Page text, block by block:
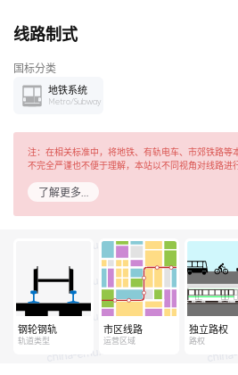
线路制式
国标分类
地铁系统
Metro/Subway
注：在相关标准中，将地铁、有轨电车、市郊铁路等
不完全严谨也不便于理解，本站以不同视角对线路进
了解更多…
钢轮钢轨
轨道类型
市区线路
运营区域
独立路权
路权